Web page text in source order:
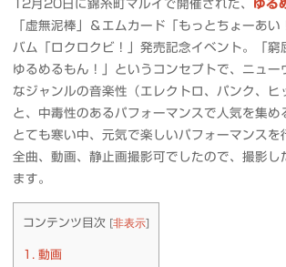
12月20日に錦糸町マルイで開催された、 ゆる
「虚無泥棒」＆エムカード「もっとちょーあ
バム「ロクロクビ！」発売記念イベント。「窮
ゆるめるもん！」というコンセプトで、ニュー
なジャンルの音楽性（エレクトロ、パンク、ヒ
と、中毒性のあるパフォーマンスで人気を集め
とても寒い中、元気で楽しいパフォーマンスを
全曲、動画、静止画撮影可でしたので、撮影し
ます。
コンテンツ目次 [非表示]
1.動画